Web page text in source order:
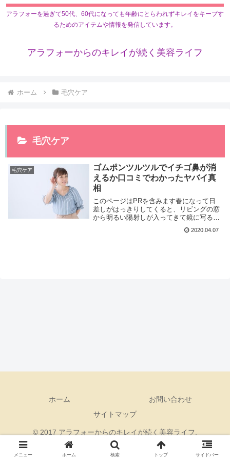
アラフォーを過ぎて50代、60代になっても年齢にとらわれずキレイをキープす
るためのアイテムや情報を発信しています。
アラフォーからのキレイが続く美容ライフ
ホーム 毛穴ケア
毛穴ケア
毛穴ケア
ゴムポンツルツルでイチゴ鼻が消
えるか口コミでわかったヤバイ真
相
このページはPRを含みます春になって日
差しがはっきりしてくると、リビングの窓
から明るい陽射しが入ってきて鏡に写る顔
えてたけど明るい陽射しの中で見る2020.04.07
ホーム
お問い合わせ
サイトマップ
© 2017 アラフォーからのキレイが続く美容ライフ.
メニュー ホーム 検索 トップ サイドバー